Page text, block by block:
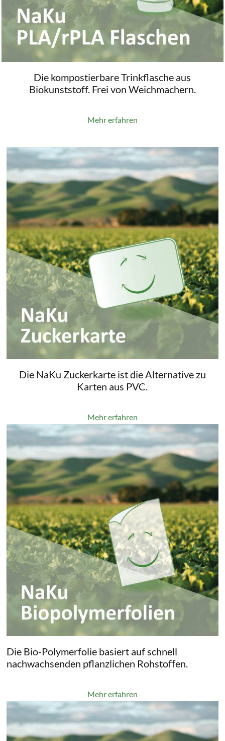
Die kompostierbare Trinkflasche aus
Biokunststoff. Frei von Weichmachern.
Mehr erfahren
Die NaKu Zuckerkarte ist die Alternative zu
Karten aus PVC.
Mehr erfahren
Die Bio-Polymerfolie basiert auf schnell
nachwachsenden pflanzlichen Rohstoﬀen.
Mehr erfahren